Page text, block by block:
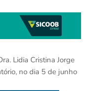
Lidia Cristina Jorge
no dia 5 de junho